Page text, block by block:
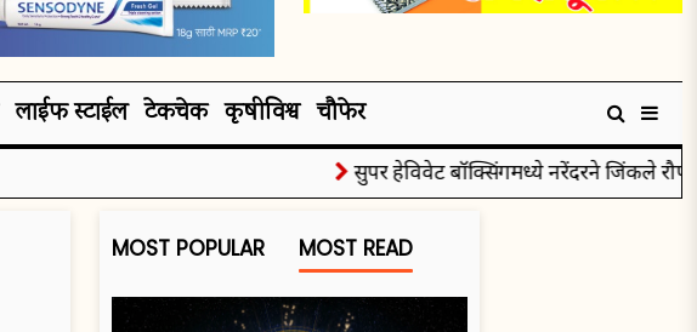
लाईफ स्टाईल टेकचेक कृषीविश्व चौफेर
सुपर हेविवेट बॉक्सिंगमध्ये नरेंदरने जिंकले रौप्यपदक
MOST POPULAR MOST READ